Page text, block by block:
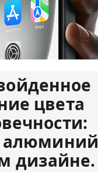
цвета
алюминий
дизайне.